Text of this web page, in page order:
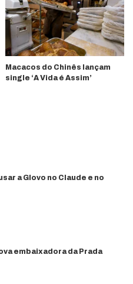
Macacos do Chinês lançam
single ‘A Vida é Assim’
a Glovo no Claude e no
embaixadora da Prada